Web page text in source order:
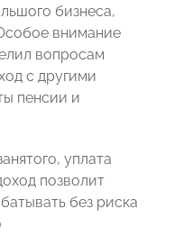
бизнеса,
внимание
вопросам
с другими
пенсии и
уплата
позволит
без риска